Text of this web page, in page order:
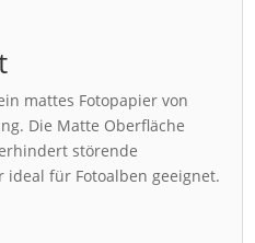
mattes Fotopapier von
Die Matte Oberfläche
störende
ideal für Fotoalben geeignet.